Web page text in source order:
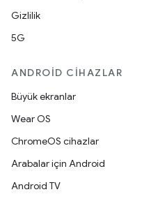
Gizlilik
5G
ANDROID CIHAZLAR
Büyük ekranlar
Wear OS
ChromeOS cihazlar
Arabalar için Android
Android TV